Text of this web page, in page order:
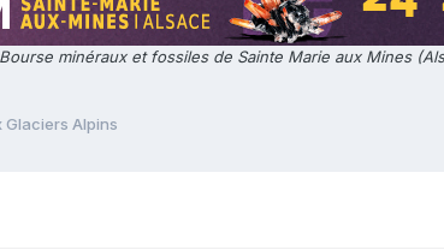
Bourse minéraux et fossiles de Sainte Marie aux Mines
Glaciers Alpins